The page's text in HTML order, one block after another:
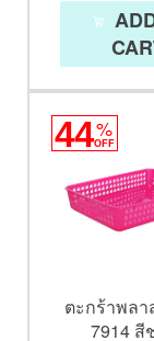
44%
OFF
ตะกร้าพล
7914 สี